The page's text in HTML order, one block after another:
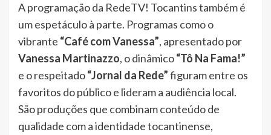
A programação da RedeTV! Tocantins também é
um espetáculo à parte. Programas como o
vibrante “Café com Vanessa”, apresentado por
Vanessa Martinazzo, o dinâmico“Tô Na Fama!”
e o respeitado“Jornal da Rede”figuram entre os
favoritos do público e lideram a audiência local.
São produções que combinam conteúdo de
qualidade com a identidade tocantinense,